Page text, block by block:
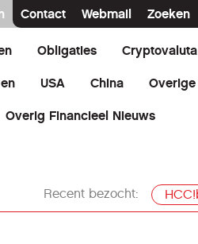
Contact Webmail Zoeken
Obligaties Cryptovaluta
USA China
Overig Financieel Nieuws
Recent bezocht: